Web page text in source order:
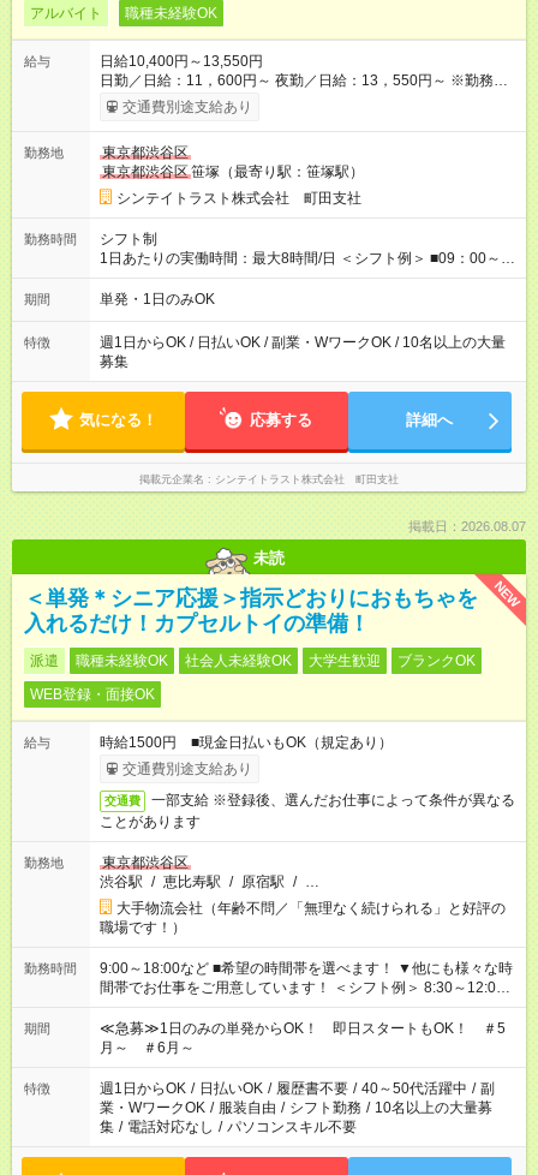
アルバイト 職種未経験OK
給与
日給10,400円～13,550円
日勤／日給：11，600円～ 夜勤／日給：13，550円～ ※勤務数
が週2日以下の場合 日勤／日給：10，400円 夜勤／日給：12，
350円 ■交通費別途全額支給 ※規定あり ■支払方法：日払い └日
⇒希望をお聞かせください♪ ■各種資格手当あり ■残業手当あり ■
日給保障あり └早く終わっても”全額”支給！ ・－・－・ ≪ 法定
研修 ≫ 研修時の給与： 日給10，000円×3日間（24時間） ＝研
修費として合計30，000円支給 ＋交通費全額支給 ※規定あり
【試用期間】試用期間なし
交通費別途支給あり
勤務地
東京都渋谷区
東京都渋谷区笹塚（最寄り駅：笹塚駅）
シンテイトラスト株式会社 町田支社
勤務時間
シフト制
1日あたりの実働時間：最大8時間/日 ＜シフト例＞ ■09：00～
18：00 ■20：00～翌5：00 など！ 上記時間内で、 実働8時
間・休憩1時間／日
期間 単発・1日のみOK
特徴
週1日からOK / 日払いOK / 副業・WワークOK / 10名以上の大量
募集
気になる！ 応募する 詳細へ
掲載元企業名 シンテイトラスト株式会社 町田支社
掲載日：2026.08.07
未読
NEW
＜単発＊シニア応援＞指示どおりにおもちゃを
入れるだけ！カプセルトイの準備！
派遣 職種未経験OK 社会人未経験OK 大学生歓迎
ブランクOK
WEB登録・面接OK
給与
時給1500円 ■現金日払いもOK（規定あり）
交通費別途支給あり
交通費
一部支給 ※登録後、選んだお仕事によって条件が異なる
ことがあります
勤務地
東京都渋谷区
渋谷駅 / 恵比寿駅 / 原宿駅 / …
大手物流会社（年齢不問／「無理なく続けられる」と好評の
職場です！）
勤務時間
9:00～18:00など ■希望の時間帯を選べます！ ▼他にも様々な時
間帯でお仕事をご用意しています！ ＜シフト例＞ 8:30～12:00
17:00～22:00 13:00～22:00 22:00～翌6:00 など
期間
≪急募≫1日のみの単発からOK！ 即日スタートもOK！ ＃5
月～ ＃6月～
特徴 週1日からOK / 日払いOK / 履歴書不要 / 40～50代活躍中 / 副
業・WワークOK / 服装自由 / シフト勤務 / 10名以上の大量募
集 / 電話対応なし / パソコンスキル不要